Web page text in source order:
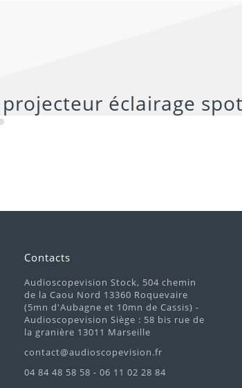
Contacts
Audioscopevision Stock, 504 chemin
de la Caou Nord 13360 Roquevaire
(5mn d'Aubagne et 10mn de Cassis) -
Audioscopevision Siège : 58 bis rue de
la granière 13011 Marseille
contact@audioscopevision.fr
04 84 48 58 58 - 06 11 02 28 84